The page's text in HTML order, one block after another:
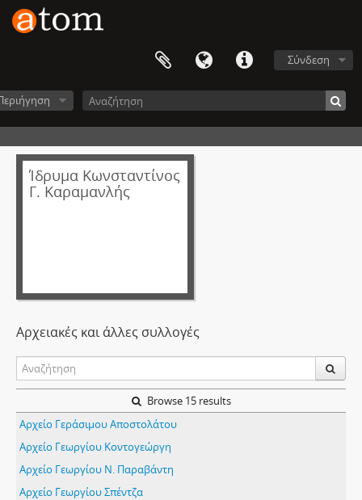
Σύνδεση
Ίδρυμα Κωνσταντίνος
Γ. Καραμανλής
Αρχειακές και άλλες συλλογές
Browse 15 results
Αρχείο Γεράσιμου Αποστολάτου
Αρχείο Γεωργίου Κοντογεώργη
Αρχείο Γεωργίου Ν. Παραβάντη
Αρχείο Γεωργίου Σπέντζα